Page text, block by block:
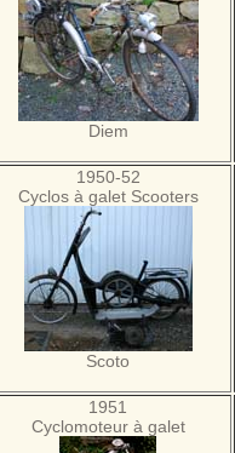
Diem
1950-52
Cyclos à galet Scooters
Scoto
1951
Cyclomoteur à galet